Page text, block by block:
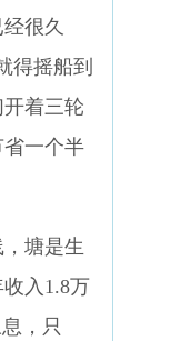
很久
得摇船到
着三轮
一个半
塘是生
入1.8万
，只